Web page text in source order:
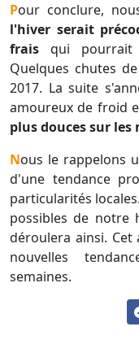
Pour conclure,
l'hiver serait
frais qui pourrait
Quelques chutes
2017. La suite
amoureux de froid
plus douces sur
Nous le rappelons une nouvelle fois, il est ici question
d'une tendance
particularités
possibles de notre
déroulera ainsi.
nouvelles
semaines.